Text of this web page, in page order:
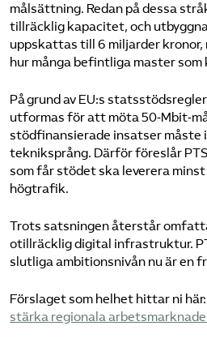
målsättning. Redan på dessa
tillräcklig kapacitet, och
uppskattas till 6 miljarder
hur många befintliga master som
På grund av EU:s
utformas för att möta
stödfinansierade insatser måste
tekniksprång. Därför föreslår
som får stödet ska leverera
högtrafik.
Trots satsningen återstår
otillräcklig digital infrastruktur.
slutliga ambitionsnivån nu är en
Förslaget som helhet hittar ni här:
stärka regionala